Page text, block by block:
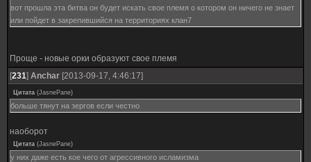
вот прошла эта битва он будет искать свое племя о котором он ничего не знает
или пойдет в закрепившийся на территориях клан7
Проще - новые орки образуют свое племя
[231] Anchar [2013-09-17, 4:46:17]
Цитата (JasnePane)
больше тянут на зергов если честно
наоборот
Цитата (JasnePane)
у них даже есть кое чего от агрессивного исламизма